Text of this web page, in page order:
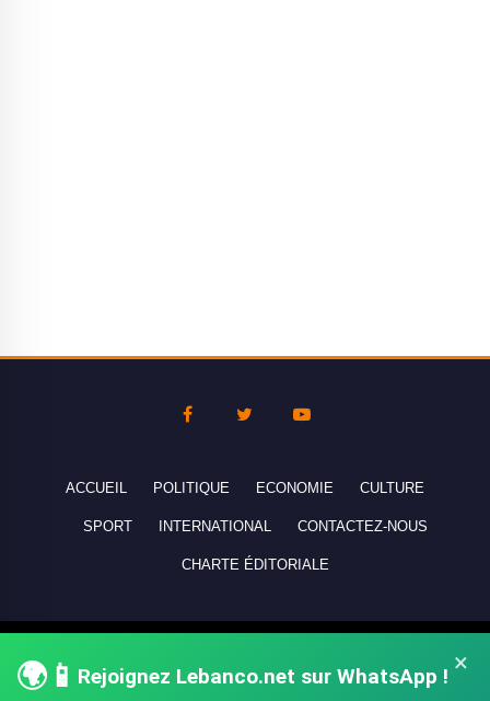
×
🌍📱 Rejoignez Lebanco.net sur WhatsApp !
ACCUEIL POLITIQUE ECONOMIE CULTURE
SPORT INTERNATIONAL CONTACTEZ-NOUS
CHARTE ÉDITORIALE
réservés - All rights reserved.